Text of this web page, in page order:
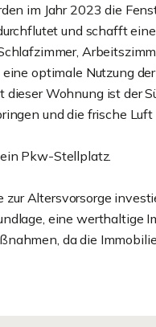
im Jahr 2023 die
und schafft
optimale Nutzung
Wohnung ist der
und die frische
Pkw-Stellplatz.
Altersvorsorge
eine werthaltige
da die